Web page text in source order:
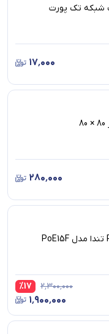
شبکه تک پورت
۱۷٬۰۰۰
۲۸۰٬۰۰۰
۲٬۳۰۰٬۰۰۰ %17
۱٬۹۰۰٬۰۰۰